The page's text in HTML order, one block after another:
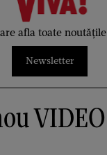
afla toate noutățile
Newsletter
VIDEO